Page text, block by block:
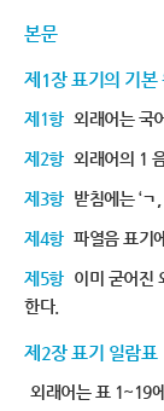
본문
제1장 표기의 기본
제1항 외래어는 국
제2항 외래어의 1
제3항 받침에는 ‘ㄱ
제4항 파열음 표기
제5항 이미 굳어진
한다.
제2장 표기 일람표
외래어는 표 1~19